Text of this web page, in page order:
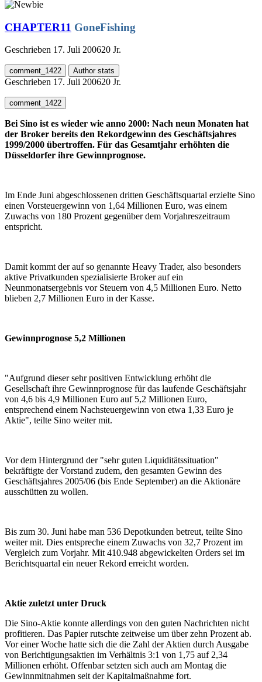
CHAPTER11 GoneFishing
Geschrieben 17. Juli 200620 Jr.
comment_1422 Author stats
Geschrieben 17. Juli 200620 Jr.
comment_1422
Bei Sino ist es wieder wie anno 2000: Nach neun Monaten hat
der Broker bereits den Rekordgewinn des Geschäftsjahres
1999/2000 übertroffen. Für das Gesamtjahr erhöhten die
Düsseldorfer ihre Gewinnprognose.
Im Ende Juni abgeschlossenen dritten Geschäftsquartal erzielte Sino
einen Vorsteuergewinn von 1,64 Millionen Euro, was einem
Zuwachs von 180 Prozent gegenüber dem Vorjahreszeitraum
entspricht.
Damit kommt der auf so genannte Heavy Trader, also besonders
aktive Privatkunden spezialisierte Broker auf ein
Neunmonatsergebnis vor Steuern von 4,5 Millionen Euro. Netto
blieben 2,7 Millionen Euro in der Kasse.
Gewinnprognose 5,2 Millionen
"Aufgrund dieser sehr positiven Entwicklung erhöht die
Gesellschaft ihre Gewinnprognose für das laufende Geschäftsjahr
von 4,6 bis 4,9 Millionen Euro auf 5,2 Millionen Euro,
entsprechend einem Nachsteuergewinn von etwa 1,33 Euro je
Aktie", teilte Sino weiter mit.
Vor dem Hintergrund der "sehr guten Liquiditätssituation"
bekräftigte der Vorstand zudem, den gesamten Gewinn des
Geschäftsjahres 2005/06 (bis Ende September) an die Aktionäre
ausschütten zu wollen.
Bis zum 30. Juni habe man 536 Depotkunden betreut, teilte Sino
weiter mit. Dies entspreche einem Zuwachs von 32,7 Prozent im
Vergleich zum Vorjahr. Mit 410.948 abgewickelten Orders sei im
Berichtsquartal ein neuer Rekord erreicht worden.
Aktie zuletzt unter Druck
Die Sino-Aktie konnte allerdings von den guten Nachrichten nicht
profitieren. Das Papier rutschte zeitweise um über zehn Prozent ab.
Vor einer Woche hatte sich die die Zahl der Aktien durch Ausgabe
von Berichtigungsaktien im Verhältnis 3:1 von 1,75 auf 2,34
Millionen erhöht. Offenbar setzten sich auch am Montag die
Gewinnmitnahmen seit der Kapitalmaßnahme fort.